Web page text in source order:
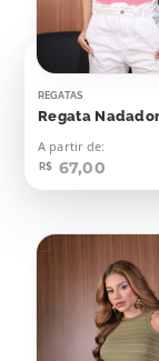
REGATAS
A partir de:
R$ 67,00